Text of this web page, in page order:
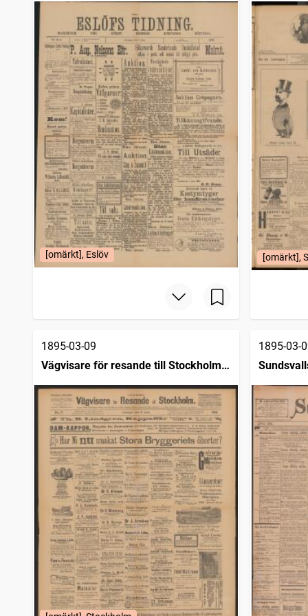
Karlshamns allehanda
Westmanlands allehanda
1 847
träffar
Nya Wexjöbladet
1 835
träffar
[omärkt], Eslöv [omärkt],
1895-03-09
Vägvisare för resande till Stockholm
1895-03-